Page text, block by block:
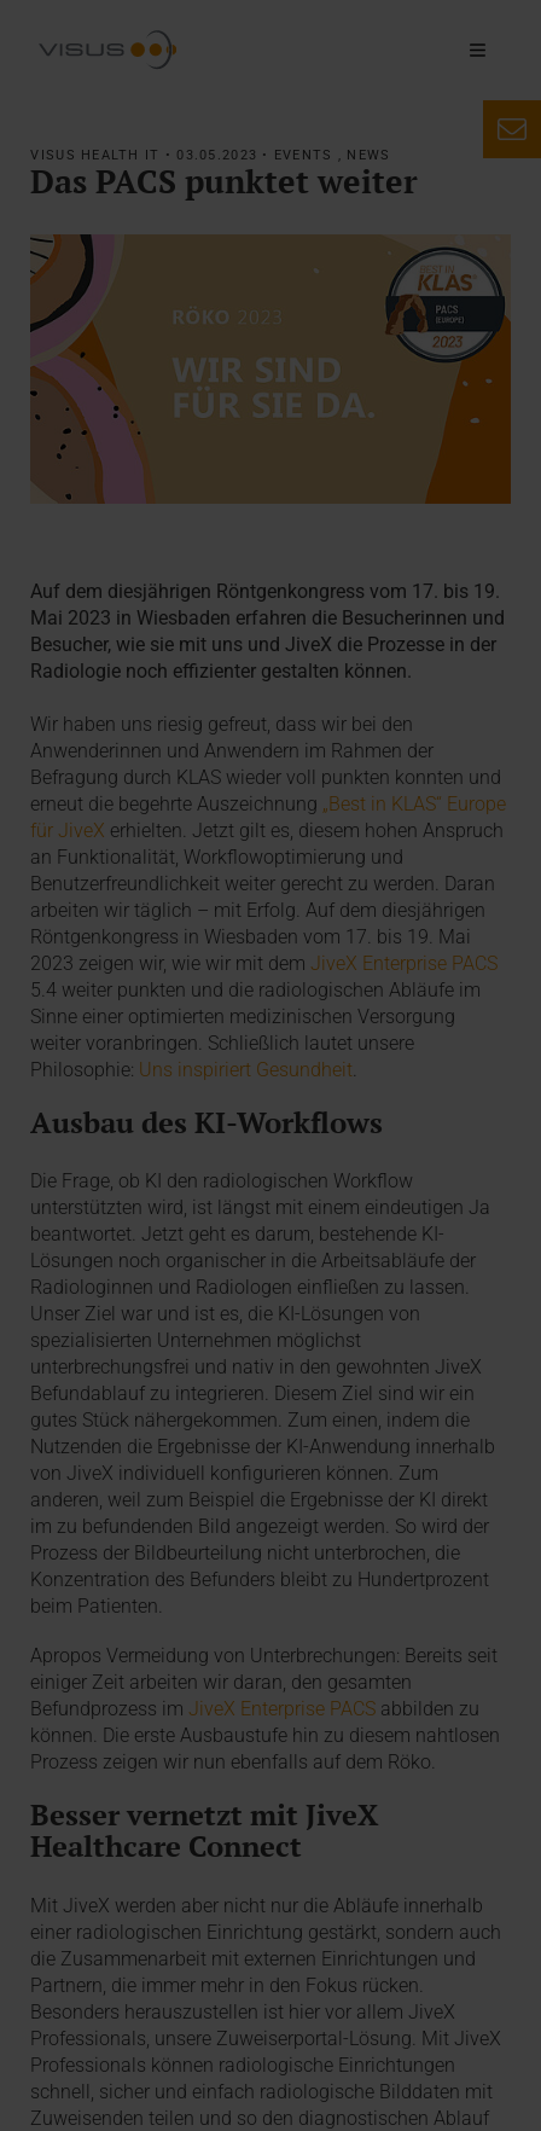
VISUS HEALTH IT • 03.05.2023 • EVENTS , NEWS
Das PACS punktet weiter
Auf dem diesjährigen Röntgenkongress vom 17. bis 19.
Mai 2023 in Wiesbaden erfahren die Besucherinnen und
Besucher, wie sie mit uns und JiveX die Prozesse in der
Radiologie noch effizienter gestalten können.
Wir haben uns riesig gefreut, dass wir bei den
Anwenderinnen und Anwendern im Rahmen der
Befragung durch KLAS wieder voll punkten konnten und
erneut die begehrte Auszeichnung „Best in KLAS“ Europe
für JiveX erhielten. Jetzt gilt es, diesem hohen Anspruch
an Funktionalität, Workflowoptimierung und
Benutzerfreundlichkeit weiter gerecht zu werden. Daran
arbeiten wir täglich – mit Erfolg. Auf dem diesjährigen
Röntgenkongress in Wiesbaden vom 17. bis 19. Mai
2023 zeigen wir, wie wir mit demJiveX Enterprise PACS
5.4 weiter punkten und die radiologischen Abläufe im
Sinne einer optimierten medizinischen Versorgung
weiter voranbringen. Schließlich lautet unsere
Philosophie: Uns inspiriert Gesundheit
Ausbau des KI-Workflows
Die Frage, ob KI den radiologischen Workflow
unterstützten wird, ist längst mit einem eindeutigen Ja
beantwortet. Jetzt geht es darum, bestehende KI-
Lösungen noch organischer in die Arbeitsabläufe der
Radiologinnen und Radiologen einfließen zu lassen.
Unser Ziel war und ist es, die KI-Lösungen von
spezialisierten Unternehmen möglichst
unterbrechungsfrei und nativ in den gewohnten JiveX
Befundablauf zu integrieren. Diesem Ziel sind wir ein
gutes Stück nähergekommen. Zum einen, indem die
Nutzenden die Ergebnisse der KI-Anwendung innerhalb
von JiveX individuell konfigurieren können. Zum
anderen, weil zum Beispiel die Ergebnisse der KI direkt
im zu befundenden Bild angezeigt werden. So wird der
Prozess der Bildbeurteilung nicht unterbrochen, die
Konzentration des Befunders bleibt zu Hundertprozent
beim Patienten.
Apropos Vermeidung von Unterbrechungen: Bereits seit
einiger Zeit arbeiten wir daran, den gesamten
Befundprozess imJiveX Enterprise PACS abbilden zu
können. Die erste Ausbaustufe hin zu diesem nahtlosen
Prozess zeigen wir nun ebenfalls auf dem Röko.
Besser vernetzt mit JiveX
Healthcare Connect
Mit JiveX werden aber nicht nur die Abläufe innerhalb
einer radiologischen Einrichtung gestärkt, sondern auch
die Zusammenarbeit mit externen Einrichtungen und
Partnern, die immer mehr in den Fokus rücken.
Besonders herauszustellen ist hier vor allem JiveX
Professionals, unsere Zuweiserportal-Lösung. Mit JiveX
Professionals können radiologische Einrichtungen
schnell, sicher und einfach radiologische Bilddaten mit
Zuweisenden teilen und so den diagnostischen Ablauf